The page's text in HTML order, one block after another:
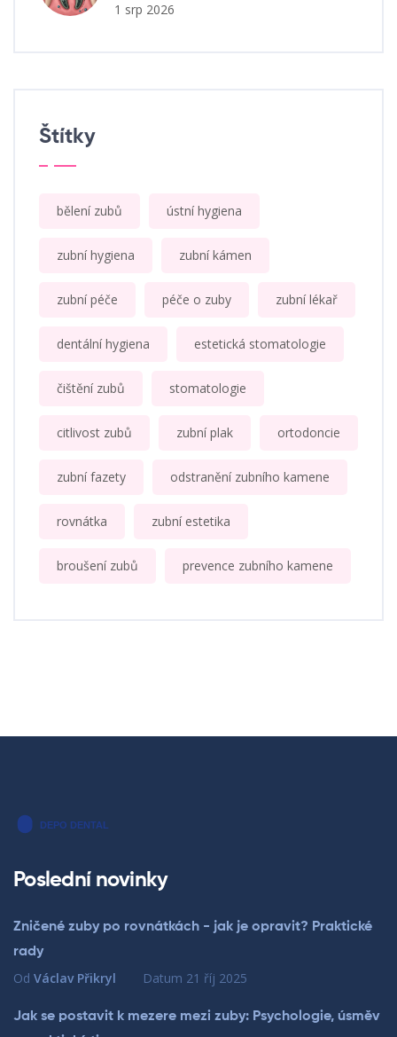
1 srp 2026
Štítky
bělení zubů ústní hygiena
zubní hygiena zubní kámen
zubní péče péče o zuby zubní lékař
dentální hygiena estetická stomatologie
čištění zubů stomatologie
citlivost zubů zubní plak ortodoncie
zubní fazety odstranění zubního kamene
rovnátka zubní estetika
broušení zubů prevence zubního kamene
Poslední novinky
Zničené zuby po rovnátkách - jak je opravit? Praktické
rady
Od Václav Přikryl Datum 21 říj 2025
Jak se postavit k mezere mezi zuby: Psychologie, úsměv